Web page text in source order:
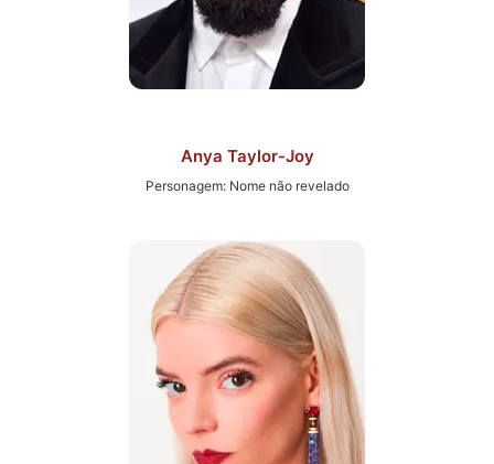
Anya Taylor-Joy
Personagem: Nome não revelado